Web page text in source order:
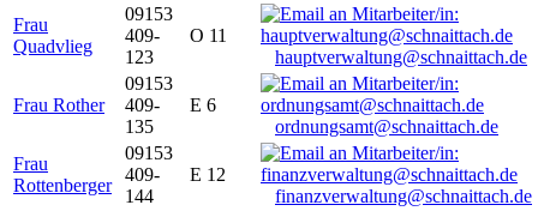
Frau
Quadvlieg
09153
409-
123
O 11
hauptverwaltung@schnaittach.de
Frau Rother
09153
409-
135
E 6
ordnungsamt@schnaittach.de
Frau
Rottenberger
09153
409-
144
E 12
finanzverwaltung@schnaittach.de